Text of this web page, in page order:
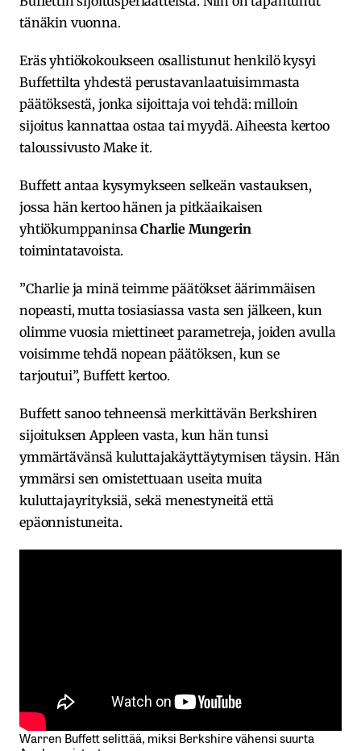
tänäkin vuonna.
Eräs yhtiökokoukseen osallistunut henkilö kysyi
Buffettilta yhdestä perustavanlaatuisimmasta
päätöksestä, jonka sijoittaja voi tehdä: milloin
sijoitus kannattaa ostaa tai myydä. Aiheesta kertoo
taloussivusto Make it.
Buffett antaa kysymykseen selkeän vastauksen,
jossa hän kertoo hänen ja pitkäaikaisen
yhtiökumppaninsaCharlie Mungerin
toimintatavoista.
”Charlie ja minä teimme päätökset äärimmäisen
nopeasti, mutta tosiasiassa vasta sen jälkeen, kun
olimme vuosia miettineet parametreja, joiden avulla
voisimme tehdä nopean päätöksen, kun se
tarjoutui”, Buffett kertoo.
Buffett sanoo tehneensä merkittävän Berkshiren
sijoituksen Appleen vasta, kun hän tunsi
ymmärtävänsä kuluttajakäyttäytymisen täysin. Hän
ymmärsi sen omistettuaan useita muita
kuluttajayrityksiä, sekä menestyneitä että
epäonnistuneita.
Warren Buffett selittää, miksi Berkshire vähensi suurta